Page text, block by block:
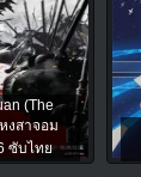
(The
งสาจอม
ซับไทย